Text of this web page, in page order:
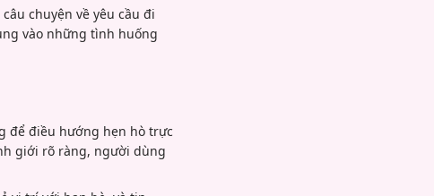
chuyện về yêu cầu đi
vào những tình huống
để điều hướng hẹn hò trực
giới rõ ràng, người dùng